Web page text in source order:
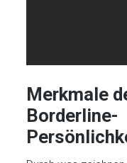
Merkmale
Borderline-